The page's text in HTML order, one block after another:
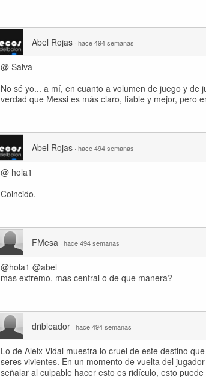
Abel Rojas · hace 494 semanas
@ Salva
No sé yo... a mí, en cuanto a volumen de juego y
verdad que Messi es más claro, fiable y mejor, pero
Abel Rojas · hace 494 semanas
@ hola1
Coincido.
FMesa · hace 494 semanas
@hola1 @abel
mas extremo, mas central o de que manera?
dribleador · hace 494 semanas
Lo de Aleix Vidal muestra lo cruel de este destino
seres vivientes. En un momento de vuelta del
señalar al culpable hacer esto es ridículo, esto